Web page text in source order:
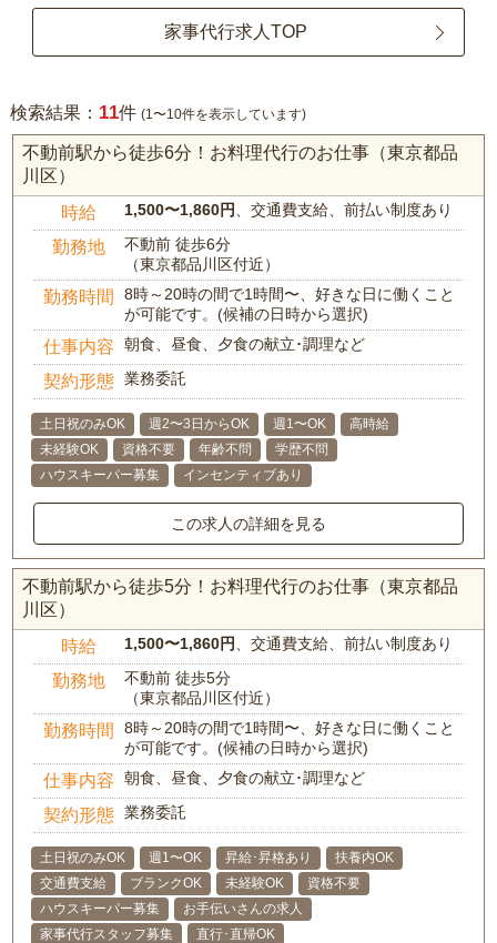
家事代行求人TOP
検索結果： 11件 (1〜10件を表示しています)
不動前駅から徒歩6分！お料理代行のお仕事（東京都品
川区）
時給 1,500〜1,860円 、交通費支給、前払い制度あり
勤務地
不動前 徒歩6分
（東京都品川区付近）
勤務時間
8時～20時の間で1時間〜、好きな日に働くこと
が可能です。(候補の日時から選択)
仕事内容 朝食、昼食、夕食の献立･調理など
契約形態 業務委託
土日祝のみOK 週2〜3日からOK 週1〜OK
高時給
未経験OK
資格不要 年齢不問
学歴不問
ハウスキーパー募集
インセンティブあり
この求人の詳細を見る
不動前駅から徒歩5分！お料理代行のお仕事（東京都品
川区）
時給 1,500〜1,860円 、交通費支給、前払い制度あり
勤務地
不動前 徒歩5分
（東京都品川区付近）
勤務時間
8時～20時の間で1時間〜、好きな日に働くこと
が可能です。(候補の日時から選択)
仕事内容 朝食、昼食、夕食の献立･調理など
契約形態 業務委託
土日祝のみOK 週1〜OK 昇給･昇格あり
扶養内OK
交通費支給
ブランクOK 未経験OK
資格不要
ハウスキーパー募集
お手伝いさんの求人
家事代行スタッフ募集
直行･直帰OK